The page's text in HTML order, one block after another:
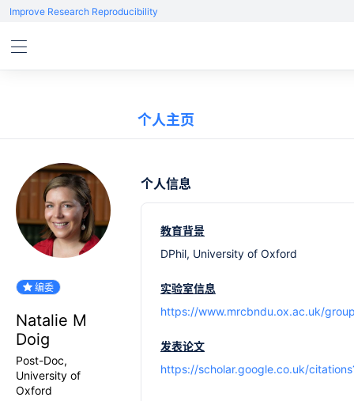
Improve Research Reproducibility
个人主页
编委
Natalie M
Doig
Post-Doc,
University of
Oxford
个人信息
教育背景
DPhil, University of Oxford
实验室信息
https://www.mrcbndu.ox.ac.uk/
发表论文
https://scholar.google.co.uk/